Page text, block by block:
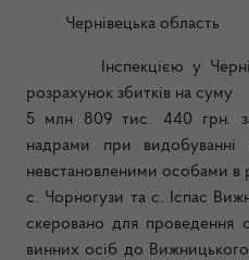
Чернівецька область
Інспекцією у
розрахунок збитків на суму
5 млн 809 тис. 440 грн. за
надрами при видобуванні
невстановленими особами в
с. Чорногузи та с. Іспас
скеровано для проведення
винних осіб до